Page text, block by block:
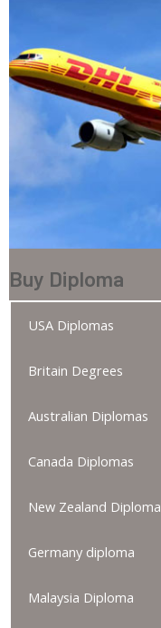
Buy Diploma
USA Diplomas
Britain Degrees
Australian Diplomas
Canada Diplomas
New Zealand Diploma
Germany diploma
Malaysia Diploma